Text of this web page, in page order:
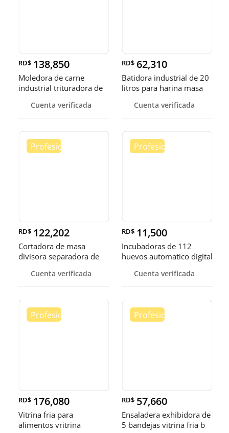
RD$ 138,850
Moledora de carne
industrial trituradora de
Cuenta verificada
RD$ 62,310
Batidora industrial de 20
litros para harina masa
Cuenta verificada
RD$ 122,202
Cortadora de masa
divisora separadora de
Cuenta verificada
RD$ 11,500
Incubadoras de 112
huevos automatico digital
Cuenta verificada
RD$ 176,080
Vitrina fria para
alimentos vritrina
RD$ 57,660
Ensaladera exhibidora de
5 bandejas vitrina fria b